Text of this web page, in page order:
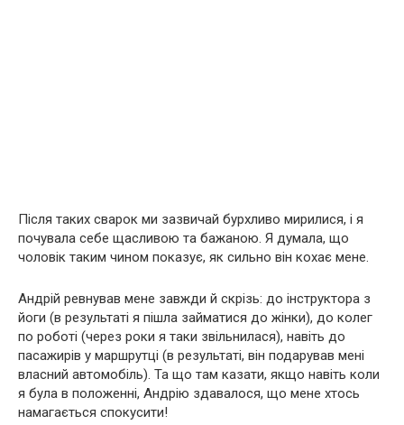
Після таких сварок ми зазвичай бурхливо мирилися, і я
почувала себе щасливою та бажаною. Я думала, що
чоловік таким чином показує, як сильно він кохає мене.
Андрій ревнував мене завжди й скрізь: до інструктора з
йоги (в результаті я пішла займатися до жінки), до колег
по роботі (через роки я таки звільнилася), навіть до
пасажирів у маршрутці (в результаті, він подарував мені
власний автомобіль). Та що там казати, якщо навіть коли
я була в положенні, Андрію здавалося, що мене хтось
намагається спокусити!